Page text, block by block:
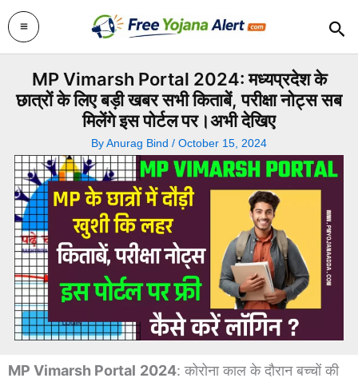
Skip
to
content
MP Vimarsh Portal 2024: मध्यप्रदेश के
छात्रों के लिए बड़ी खबर सभी किताबें, परीक्षा नोट्स सब
मिलेंगे इस पोर्टल पर।अभी देखिए
ByAnurag Bind / October 15, 2024
MP Vimarsh Portal 2024: कोरोना काल के दौरान बच्चों की